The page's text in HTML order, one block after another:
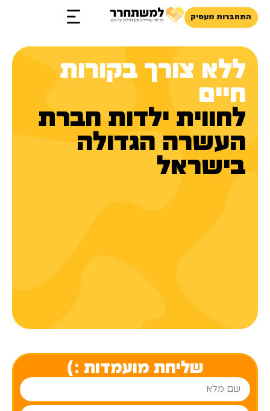
התחברות מעסיק
ללא צורך בקורות
חיים
לחווית ילדות חברת
העשרה הגדולה
בישראל
שליחת מועמדות :)